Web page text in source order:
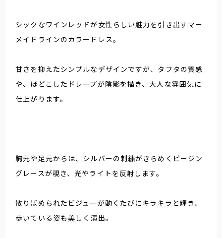
シックなワインレッドが女性らしい魅力を引き出すマー
メイドラインのカラードレス。
甘さを抑えたシンプルなデザインですが、タフタの質感
や、ほどこしたドレープが陰影を描き、大人な雰囲気に
仕上がります。
胸元や足元からは、シルバーの刺繍がきらめくビージン
グレースが覗き、光やライトを反射します。
散りばめられたビジューが動くたびにキラキラと輝き、
歩いている姿も美しく演出。